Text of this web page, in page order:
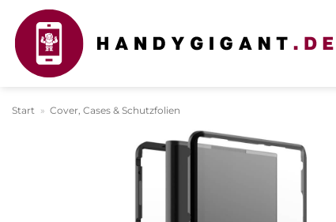
Zum
Inhalt
springen
Start » Cover, Cases & Schutzfolien